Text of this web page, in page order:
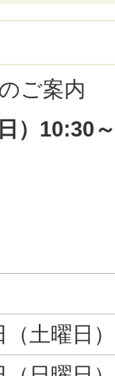
ご案内
）10:30
（土曜日